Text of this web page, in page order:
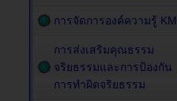
การจัดการองค์ความรู้ KM
การส่งเสริมคุณธรรม
จริยธรรมและการป้องกัน
การทำผิดจริยธรรม